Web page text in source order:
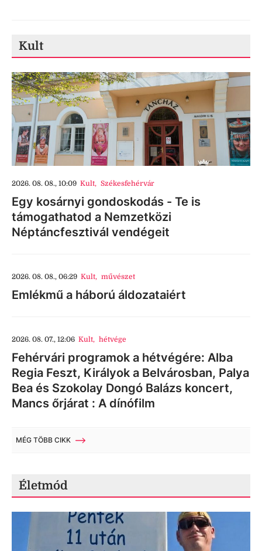
Kult
2026. 08. 08., 10:09 Kult, Székesfehérvár
Egy kosárnyi gondoskodás - Te is
támogathatod a Nemzetközi
Néptáncfesztivál vendégeit
2026. 08. 08., 06:29 Kult, művészet
Emlékmű a háború áldozataiért
2026. 08. 07., 12:06 Kult, hétvége
Fehérvári programok a hétvégére: Alba
Regia Feszt, Királyok a Belvárosban, Palya
Bea és Szokolay Dongó Balázs koncert,
Mancs őrjárat : A dínófilm
MÉG TÖBB CIKK
Életmód